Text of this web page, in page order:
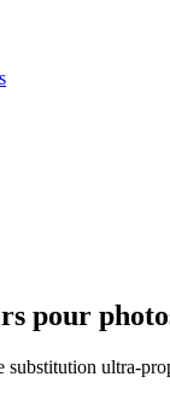
pour
substitution ultra-